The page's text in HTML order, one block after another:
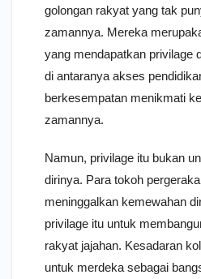
golongan rakyat yang tak
zamannya. Mereka
yang mendapatkan privilage
di antaranya akses
berkesempatan menikmati
zamannya.
Namun, privilage itu bukan
dirinya. Para tokoh
meninggalkan kemewahan
privilage itu untuk
rakyat jajahan. Kesadaran
untuk merdeka sebagai